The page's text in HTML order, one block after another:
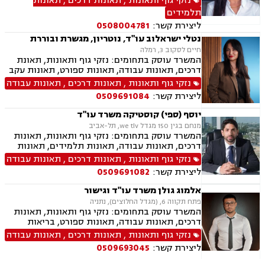
עקב רשלנות, ביטוח לאומי, ייפוי כוח מתמשך,
ירושות וצוואת
תלמידים
ליצירת קשר: 0508004781
נטלי ישראלוב עו"ד, נוטריון, מגשרת ובוררת
חיים לסקוב 3, רמלה
המשרד עוסק בתחומים: נזקי גוף ותאונות, תאונת
דרכים, תאונות עבודה, תאונות ספורט, תאונות עקב
רשלנות, תאונות תלמידים, ביטוח לאומי, גישור,
רשלנות רפואית הריון ולידה, ירושות וצוואות, ייפוי
כוח מתמשך, ביטוח סיעודי, נפגעי עבירה, בריאות
הנפש,
נזקי גוף ותאונות , תאונות דרכים , תאונות עבודה
ליצירת קשר: 0509691084
יוסף (ספי) קוסטיקה משרד עו"ד
מנחם בגין 150 מגדל we tlv, תל-אביב
המשרד עוסק בתחומים: נזקי גוף ותאונות, תאונות
דרכים, תאונות עבודה, תאונות תלמידים, תאונות
ספורט, תאונות עקב רשלנות, ביטוח לאומי, רשלנות
רפואית, אובדן כושר עבודה
נזקי גוף ותאונות , תאונות דרכים , תאונות עבודה
ליצירת קשר: 0509691082
אלמוג גולן משרד עו"ד וגישור
פתח תקווה 6, (מגדל החלוצים), נתניה
המשרד עוסק בתחומים: נזקי גוף ותאונות, תאונות
דרכים, תאונות עבודה, תאונות ספורט, בריאות
הנפש, אובדן כושר עבודה, תאונות תלמידים תאונות
עקב רשלנות, ביטוח לאומי, גישור.
נזקי גוף ותאונות , תאונות דרכים , תאונות עבודה
ליצירת קשר: 0509693045